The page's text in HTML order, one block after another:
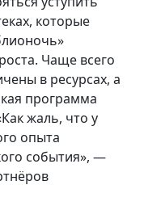
которые
Чаще всего
в ресурсах, а
программа
жаль, что у
опыта
события», —